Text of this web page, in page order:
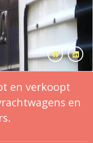
en verkoopt
en